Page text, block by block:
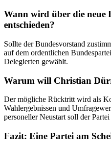
Wann wird über die neue
entschieden?
Sollte der Bundesvorstand
auf dem ordentlichen
Delegierten gewählt.
Warum will Christian
Der mögliche Rücktritt wird als
Wahlergebnissen und
personeller Neustart soll der
Fazit: Eine Partei am